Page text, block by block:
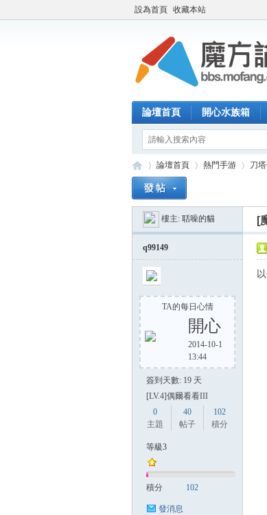
設為首頁 收藏本站
論壇首頁 開心水族箱
方
»
論壇首頁 熱門手游 刀
樓主: 聒噪的貓 [
q99149
TA的每日心情
開心
2014-10-1
13:44
簽到天數: 19 天
[LV.4]偶爾看看III
0
主題
40
帖子
102
積分
等級3
積分 102
發消息